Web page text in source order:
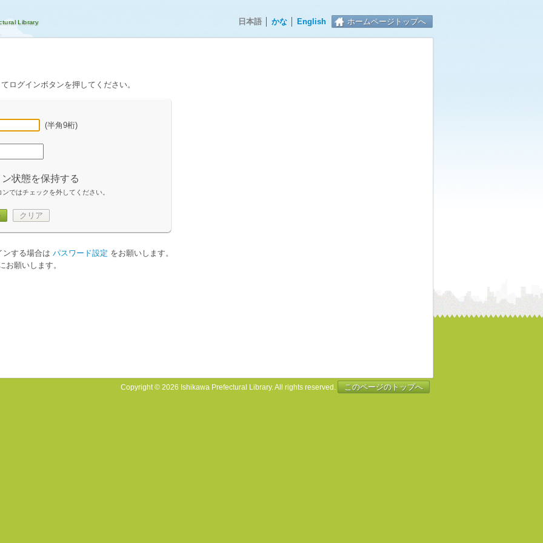
日本語 かな English ホームページトップへ
ログインボタンを押してください。
(半角9桁)
状態を保持する
ではチェックを外してください。
クリア
ンする場合は パスワード設定 をお願いします。
お願いします。
Copyright © 2026 Ishikawa Prefectural Library. All rights reserved. このページのトップへ